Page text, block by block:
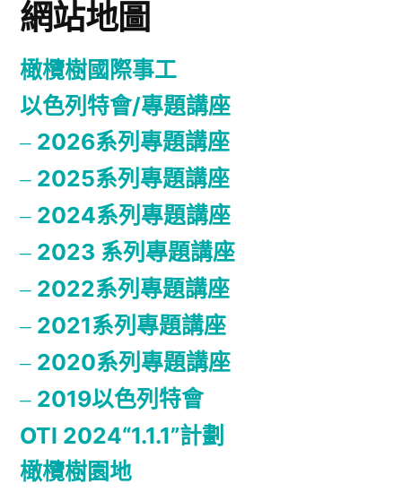
網站地圖
橄欖樹國際事工
以色列特會/專題講座
2026系列專題講座
2025系列專題講座
2024系列專題講座
2023 系列專題講座
2022系列專題講座
2021系列專題講座
2020系列專題講座
2019以色列特會
OTI 2024“1.1.1”計劃
橄欖樹園地